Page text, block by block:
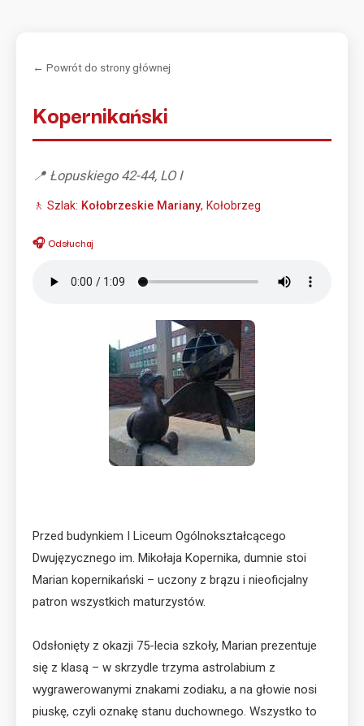
← Powrót do strony głównej
Kopernikański
📍 Łopuskiego 42-44, LO I
🚶 Szlak: Kołobrzeskie Mariany, Kołobrzeg
🎧 Odsłuchaj
Przed budynkiem I Liceum Ogólnokształcącego
Dwujęzycznego im. Mikołaja Kopernika, dumnie stoi
Marian kopernikański – uczony z brązu i nieoficjalny
patron wszystkich maturzystów.
Odsłonięty z okazji 75-lecia szkoły, Marian prezentuje
się z klasą – w skrzydle trzyma astrolabium z
wygrawerowanymi znakami zodiaku, a na głowie nosi
piuskę, czyli oznakę stanu duchownego. Wszystko to